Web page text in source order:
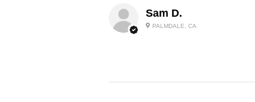
Sam D.
PALMDALE, CA